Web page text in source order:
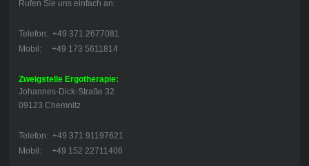
Rufen Sie uns einfach an:
Telefon: +49 371 2677081
Mobil: +49 173 5611814
Zweigstelle Ergotherapie:
Johannes-Dick-Straße 32
09123 Chemnitz
Telefon: +49 371 91197621
Mobil: +49 152 22711406